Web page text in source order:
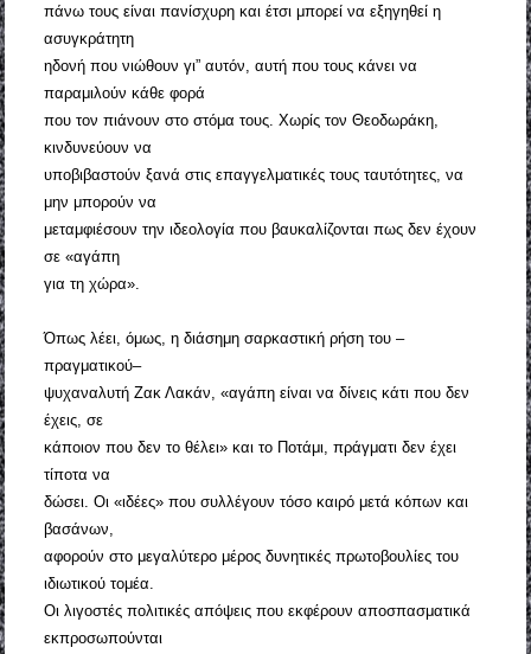
πάνω τους είναι πανίσχυρη και έτσι μπορεί να εξηγηθεί η
ασυγκράτητη
ηδονή που νιώθουν γι” αυτόν, αυτή που τους κάνει να
παραμιλούν κάθε φορά
που τον πιάνουν στο στόμα τους. Χωρίς τον Θεοδωράκη,
κινδυνεύουν να
υποβιβαστούν ξανά στις επαγγελματικές τους ταυτότητες, να
μην μπορούν να
μεταμφιέσουν την ιδεολογία που βαυκαλίζονται πως δεν έχουν
σε «αγάπη
για τη χώρα».
Όπως λέει, όμως, η διάσημη σαρκαστική ρήση του –
πραγματικού–
ψυχαναλυτή Ζακ Λακάν, «αγάπη είναι να δίνεις κάτι που δεν
έχεις, σε
κάποιον που δεν το θέλει» και το Ποτάμι, πράγματι δεν έχει
τίποτα να
δώσει. Οι «ιδέες» που συλλέγουν τόσο καιρό μετά κόπων και
βασάνων,
αφορούν στο μεγαλύτερο μέρος δυνητικές πρωτοβουλίες του
ιδιωτικού τομέα.
Οι λιγοστές πολιτικές απόψεις που εκφέρουν αποσπασματικά
εκπροσωπούνται